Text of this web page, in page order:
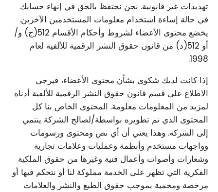
تهديدات غير قانونية. نحن نحتفظ بالحق في إنهاء حسابك
في حالة إساءة استخدام معلومات المستخدمين الآخرين.
يخضع محتوى الأعضاء لشروط وأحكام الأقسام 512(ج) و/
أو 512(د) من قانون حقوق النشر الرقمية للألفية لعام
1998.
إذا كانت لديك شكوى بشأن محتوى الأعضاء، فيرجى
الاطلاع على قسم قانون حقوق النشر الرقمية للألفية أدناه
لمزيد من المعلومات معلومة. المحتوى الخاص بنا كل
المحتوى الذي تم تطويره بواسطة/لصالح الشركة ينتمي
إلى الشركة. وهذا يعني أن أي نص ومحتوى ورسومات
وواجهات مستخدم وأنظمة وعمليات وعلامات تجارية
وشعارات وأصوات وأعمال فنية وغيرها من حقوق الملكية
الفكرية التي تظهر على الخدمة مملوكة لنا أو نتحكم فيها أو
مرخصة ومحمية بموجب حقوق الطبع والنشر والعلامات